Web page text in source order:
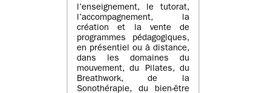
l’enseignement, le tutorat,
l’accompagnement, la
création et la vente de
programmes pédagogiques,
en présentiel ou à distance,
dans les domaines du
mouvement, du Pilates, du
Breathwork, de la
Sonothérapie, du bien-être